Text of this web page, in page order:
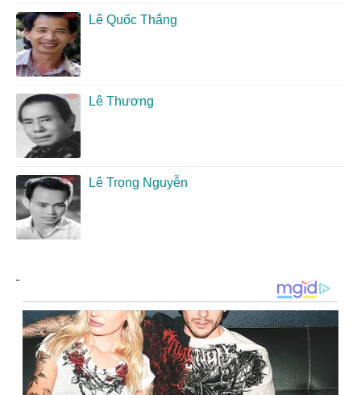
Lê Quốc Thắng
Lê Thương
Lê Trọng Nguyễn